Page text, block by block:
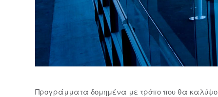
Προγράμματα δομημένα με τρόπο που θα